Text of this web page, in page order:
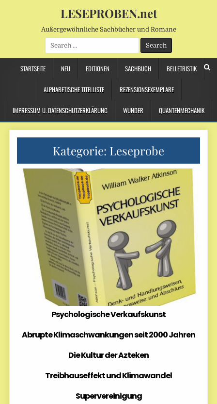
LESEPROBEN.net
Außergewöhnliche Sachbücher und Romane
Search
for:
STARTSEITE NEU EDITIONEN SACHBUCH BELLETRISTIK
ALPHABETISCHE TITELLISTE REZENSIONSEXEMPLARE
IMPRESSUM U. DATENSCHUTZERKLÄRUNG WUNDER QUANTENMECHANIK
Kategorie: Leseprobe
Psychologische Verkaufskunst
Abrupte Klimaschwankungen seit 2000 Jahren
Die Kultur der Azteken
Treibhauseffekt und Klimawandel
Supervereinigung